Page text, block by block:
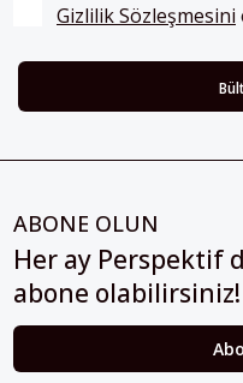
Gizlilik Sözleşmesini
ABONE OLUN
Her ay Perspektif
abone olabilirsiniz!